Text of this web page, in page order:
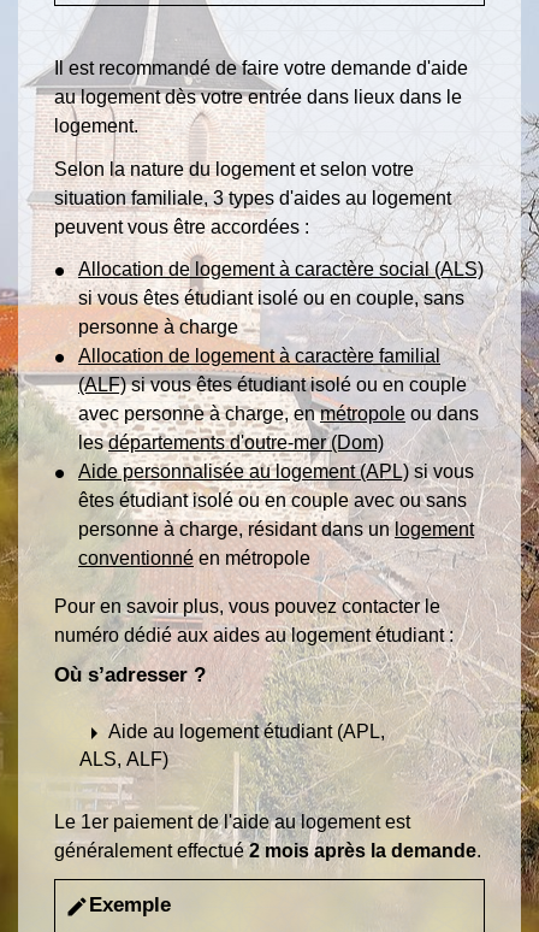
Il est recommandé de faire votre demande d'aide
au logement dès votre entrée dans lieux dans le
logement.
Selon la nature du logement et selon votre
situation familiale, 3 types d'aides au logement
peuvent vous être accordées :
Allocation de logement à caractère social (ALS)
si vous êtes étudiant isolé ou en couple, sans
personne à charge
Allocation de logement à caractère familial
(ALF)si vous êtes étudiant isolé ou en couple
avec personne à charge, enmétropole ou dans
lesdépartements d'outre-mer (Dom)
Aide personnalisée au logement (APL)si vous
êtes étudiant isolé ou en couple avec ou sans
personne à charge, résidant dans un logement
conventionné en métropole
Pour en savoir plus, vous pouvez contacter le
numéro dédié aux aides au logement étudiant :
Où s’adresser ?
arrow_right Aide au logement étudiant (APL,
ALS, ALF)
Le 1er paiement de l'aide au logement est
généralement effectué2 mois après la demande.
edit Exemple